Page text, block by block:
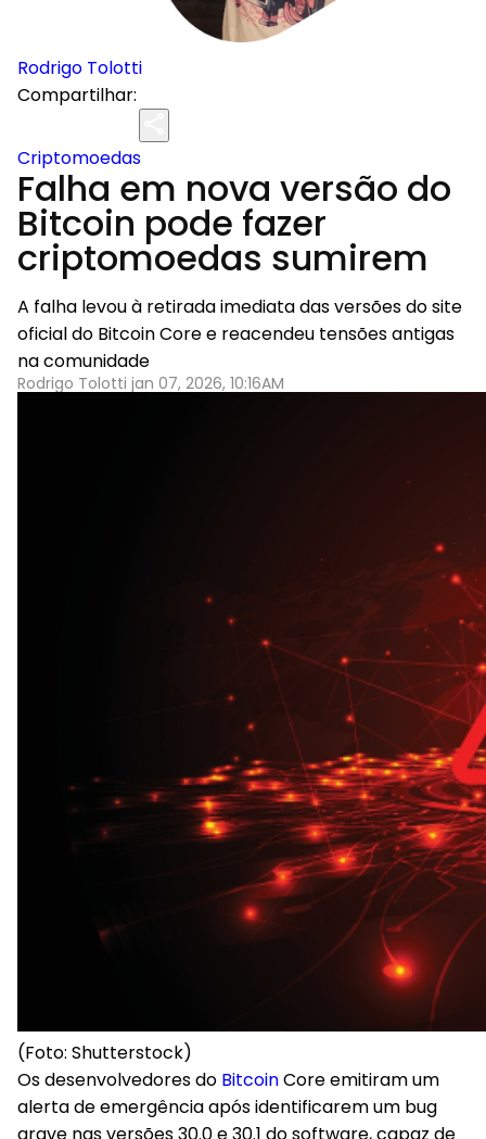
Rodrigo Tolotti
Compartilhar:
Criptomoedas
Falha em nova versão do
Bitcoin pode fazer
criptomoedas sumirem
A falha levou à retirada imediata das versões do site
oficial do Bitcoin Core e reacendeu tensões antigas
na comunidade
Rodrigo Tolotti jan 07, 2026, 10:16AM
(Foto: Shutterstock)
Osdesenvolvedores do BitcoinCore emitiram um
alerta de emergênciaapós identificarem um bug